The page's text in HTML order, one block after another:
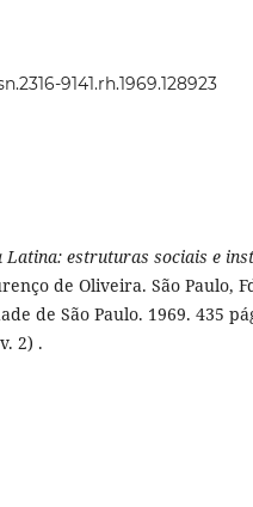
9141.rh.1969.128923
Latina: estruturas sociais e
de Oliveira. São Paulo,
de São Paulo. 1969. 435
2) .